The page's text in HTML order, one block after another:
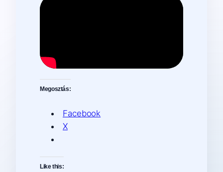
Megosztás:
Facebook
X
Like this: